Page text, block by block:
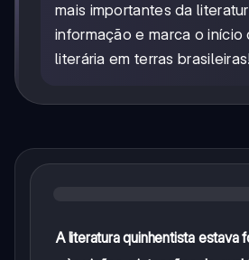
mais importantes da
informação e marca o início
literária em terras brasileiras!
A literatura quinhentista estava